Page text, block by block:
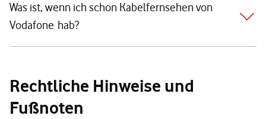
Was ist, wenn ich schon Kabelfernsehen von
Vodafone hab?
Rechtliche Hinweise und
Fußnoten